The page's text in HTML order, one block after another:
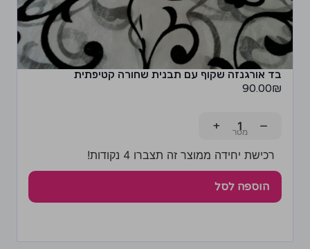
בד אורגנזה שקוף עם תבנית שחורה קטיפתית
90.00₪
−
+
רכישת יחידה ממוצר זה תצברו 4 נקודות!
הוספה לסל